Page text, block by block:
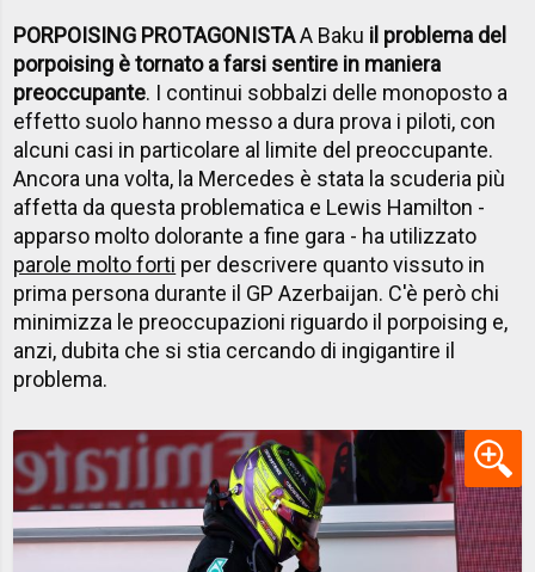
PORPOISING PROTAGONISTAA Baku il problema del
porpoising è tornato a farsi sentire in maniera
preoccupante. I continui sobbalzi delle monoposto a
effetto suolo hanno messo a dura prova i piloti, con
alcuni casi in particolare al limite del preoccupante.
Ancora una volta, la Mercedes è stata la scuderia più
affetta da questa problematica e Lewis Hamilton -
apparso molto dolorante a fine gara - ha utilizzato
parole molto forti per descrivere quanto vissuto in
prima persona durante il GP Azerbaijan. C'è però chi
minimizza le preoccupazioni riguardo il porpoising e,
anzi, dubita che si stia cercando di ingigantire il
problema.